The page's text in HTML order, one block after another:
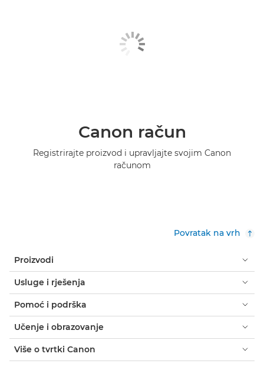
Canon račun
Registrirajte proizvod i upravljajte svojim Canon
računom
Povratak na vrh
Proizvodi
Usluge i rješenja
Pomoć i podrška
Učenje i obrazovanje
Više o tvrtki Canon